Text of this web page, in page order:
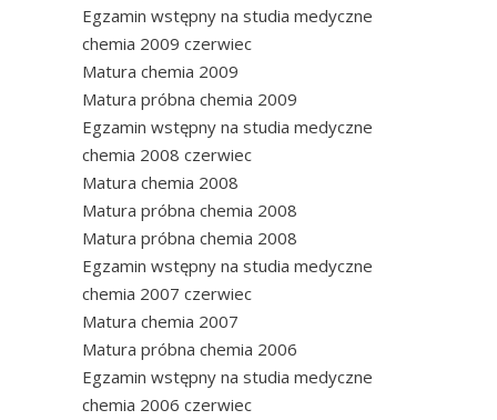
Egzamin wstępny na studia medyczne
chemia 2009 czerwiec
Matura chemia 2009
Matura próbna chemia 2009
Egzamin wstępny na studia medyczne
chemia 2008 czerwiec
Matura chemia 2008
Matura próbna chemia 2008
Matura próbna chemia 2008
Egzamin wstępny na studia medyczne
chemia 2007 czerwiec
Matura chemia 2007
Matura próbna chemia 2006
Egzamin wstępny na studia medyczne
chemia 2006 czerwiec